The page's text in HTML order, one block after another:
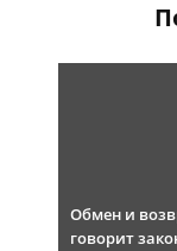
Обмен и
говорит